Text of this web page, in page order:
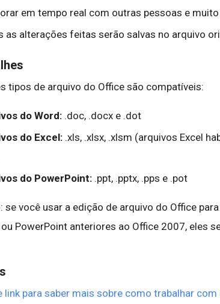
em tempo real com outras pessoas e muito
as alterações feitas serão salvas no arquivo
tipos de arquivo do Office são compatíveis:
do Word: .doc, .docx e .dot
do Excel: .xls, .xlsx, .xlsm (arquivos Excel
do PowerPoint: .ppt, .pptx, .pps e .pot
se você usar a edição de arquivo do Office
ou PowerPoint anteriores ao Office 2007, eles
link para saber mais sobre como trabalhar